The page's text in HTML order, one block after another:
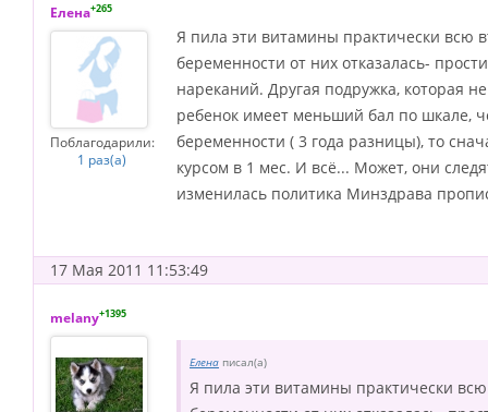
Елена+265
Поблагодарили:
1 раз(а)
Я пила эти витамины практически всю
беременности от них отказалась-
нареканий. Другая подружка, которая
ребенок имеет меньший бал по шкале,
беременности ( 3 года разницы), то
курсом в 1 мес. И всё... Может, они
изменилась политика Минздрава
17 Мая 2011 11:53:49
melany+1395
Елена писал(а)
Я пила эти витамины практически